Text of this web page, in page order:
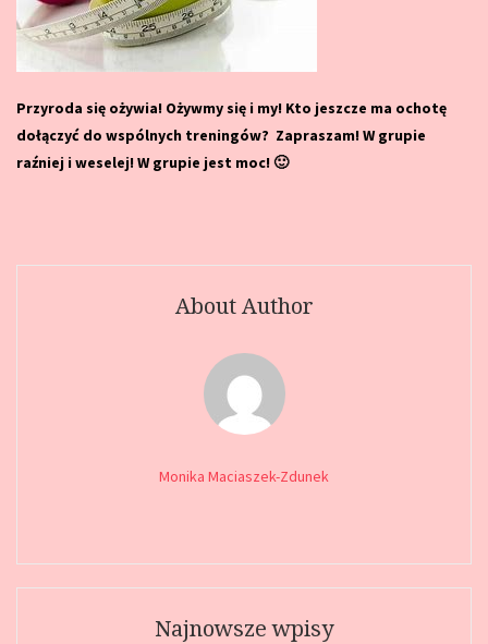
Przyroda się ożywia! Ożywmy się i my! Kto jeszcze ma ochotę
dołączyć do wspólnych treningów? Zapraszam! W grupie
raźniej i weselej! W grupie jest moc! 🙂
About Author
Monika Maciaszek-Zdunek
Najnowsze wpisy